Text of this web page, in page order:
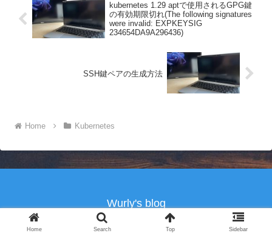
kubernetes 1.29 aptで使用されるGPG鍵
の有効期限切れ(The following signatures
were invalid: EXPKEYSIG
234654DA9A296436)
SSH鍵ペアの生成方法
Home Kubernetes
Wurly's blog
© 2017-2026 Wurly's blog.
Home Search Top Sidebar